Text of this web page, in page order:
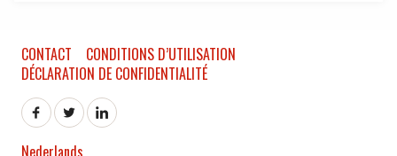
CONTACT
CONDITIONS D’UTILISATION
DÉCLARATION DE CONFIDENTIALITÉ
Nederlands